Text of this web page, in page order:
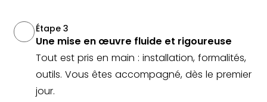
Étape 3
Une mise en œuvre fluide et rigoureuse
Tout est pris en main : installation, formalités,
outils. Vous êtes accompagné, dès le premier
jour.